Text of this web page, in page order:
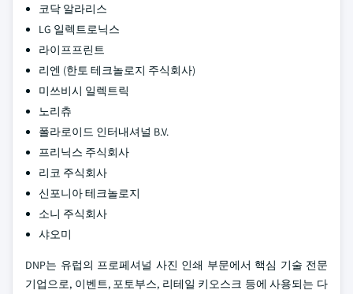
코닥 알라리스
LG 일렉트로닉스
라이프프린트
리엔 (한토 테크놀로지 주식회사)
미쓰비시 일렉트릭
노리츄
폴라로이드 인터내셔널 B.V.
프리닉스 주식회사
리코 주식회사
신포니아 테크놀로지
소니 주식회사
샤오미
DNP는 유럽의 프로페셔널 사진 인쇄 부문에서 핵심 기술 전문
기업으로, 이벤트, 포토부스, 리테일 키오스크 등에 사용되는 다